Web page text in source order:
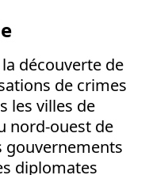
découverte de
de crimes
les villes de
nord-ouest de
gouvernements
diplomates